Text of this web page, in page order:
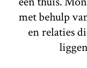
met behulp
en relaties